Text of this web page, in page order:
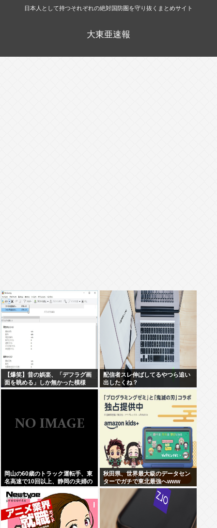
日本人として持つそれぞれの絶対国防圏を守り抜くまとめサイト
大東亜速報
【爆笑】昔の娯楽、「デフラグ画
面を眺める」しか無かった模様
www
配信者スレ伸ばしてるやつら追い
出したくね？
岡山の60歳のトラック運転手、東
名高速で10回以上、静岡の夫婦の
秋田県、世界最大級のデータセン
ターでガチで東北最強へwww